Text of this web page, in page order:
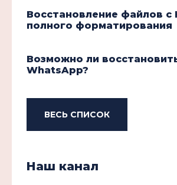
Восстановление файлов с
полного форматирования
Возможно ли
WhatsApp?
ВЕСЬ СПИСОК
Наш канал